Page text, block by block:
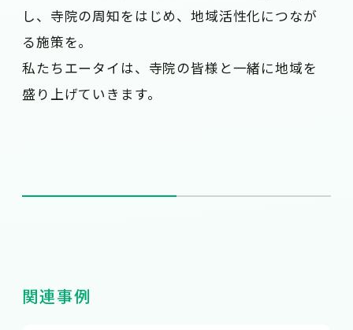
し、寺院の周知をはじめ、地域活性化につなが
る施策を。
私たちエータイは、寺院の皆様と一緒に地域を
盛り上げていきます。
関連事例